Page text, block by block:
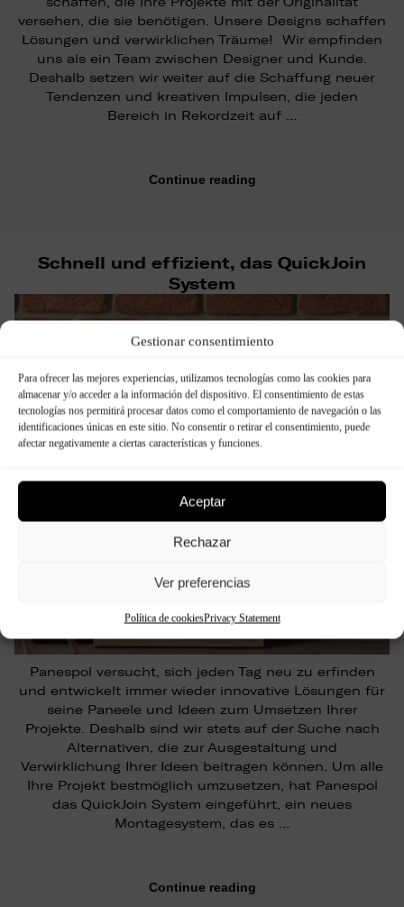
Gestionar consentimiento
Para ofrecer las mejores experiencias, utilizamos tecnologías como las cookies para
almacenar y/o acceder a la información del dispositivo. El consentimiento de estas
tecnologías nos permitirá procesar datos como el comportamiento de navegación o las
identificaciones únicas en este sitio. No consentir o retirar el consentimiento, puede
afectar negativamente a ciertas características y funciones.
Aceptar
Rechazar
Ver preferencias
Política de cookiesPrivacy Statement
versehen, die sie benötigen. Unsere Designs schaffen
Lösungen und verwirklichen Träume! Wir empfinden
uns als ein Team zwischen Designer und Kunde.
Deshalb setzen wir weiter auf die Schaffung neuer
Tendenzen und kreativen Impulsen, die jeden
Bereich in Rekordzeit auf …
Continue reading
Schnell und effizient, das QuickJoin
System
Panespol versucht, sich jeden Tag neu zu erfinden
und entwickelt immer wieder innovative Lösungen für
seine Paneele und Ideen zum Umsetzen Ihrer
Projekte. Deshalb sind wir stets auf der Suche nach
Alternativen, die zur Ausgestaltung und
Verwirklichung Ihrer Ideen beitragen können. Um alle
Ihre Projekt bestmöglich umzusetzen, hat Panespol
das QuickJoin System eingeführt, ein neues
Montagesystem, das es …
Continue reading